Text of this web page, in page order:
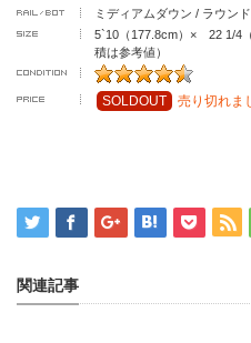
ミディアムダウン / ラウン
5`10（177.8cm）× 22 1/4
積は参考値）
SOLDOUT 売り切れま
関連記事